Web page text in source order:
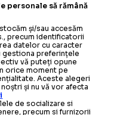
personale să rămână
stocăm și/sau accesăm
precum identificatorii
datelor cu caracter
gestiona preferințele
vă puteți opune
orice moment pe
Aceste alegeri
și nu vă vor afecta
de socializare si
precum si furnizorii